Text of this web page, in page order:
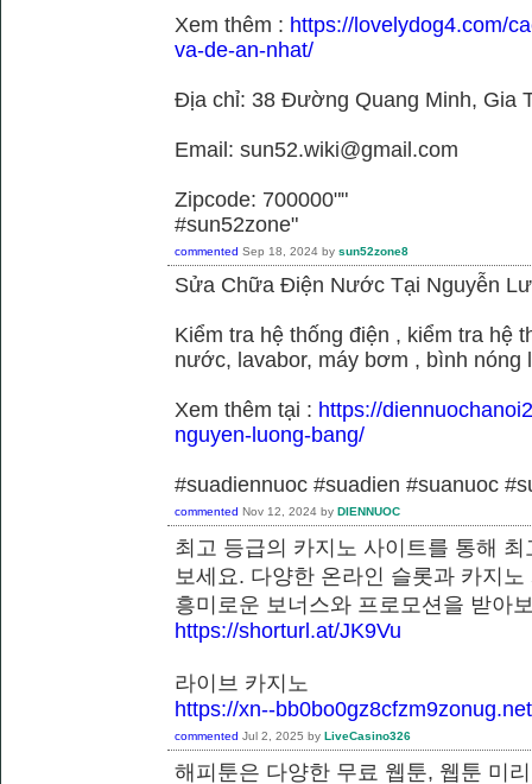
Xem thêm : https://lovelydog4.com/
va-de-an-nhat/
Địa chỉ: 38 Đường Quang Minh, Gia
Email: sun52.wiki@gmail.com
Zipcode: 700000""
#sun52zone"
commented Sep 18, 2024 by sun52zone8
Sửa Chữa Điện Nước Tại Nguyễn
Kiểm tra hệ thống điện , kiểm tra hệ
nước, lavabor, máy bơm , bình nóng
Xem thêm tại : https://
nguyen-luong-bang/
#suadiennuoc #suadien #suanuoc
commented Nov 12, 2024 by DIENNUOC
최고 등급의 카지노 사이트를 통해
보세요. 다양한 온라인 슬롯과 카지
흥미로운 보너스와 프로모션을 받
https://shorturl.at/JK9Vu
라이브 카지노
https://xn--bb0bo0gz8cfzm9zonug.net
commented Jul 2, 2025 by LiveCasino326
해피툰은 다양한 무료 웹툰, 웹툰 미